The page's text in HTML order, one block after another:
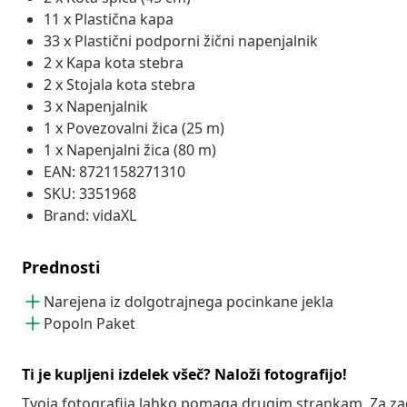
11 x Plastična kapa
33 x Plastični podporni žični napenjalnik
2 x Kapa kota stebra
2 x Stojala kota stebra
3 x Napenjalnik
1 x Povezovalni žica (25 m)
1 x Napenjalni žica (80 m)
EAN: 8721158271310
SKU: 3351968
Brand: vidaXL
Prednosti
Narejena iz dolgotrajnega pocinkane jekla
Popoln Paket
Ti je kupljeni izdelek všeč? Naloži fotografijo!